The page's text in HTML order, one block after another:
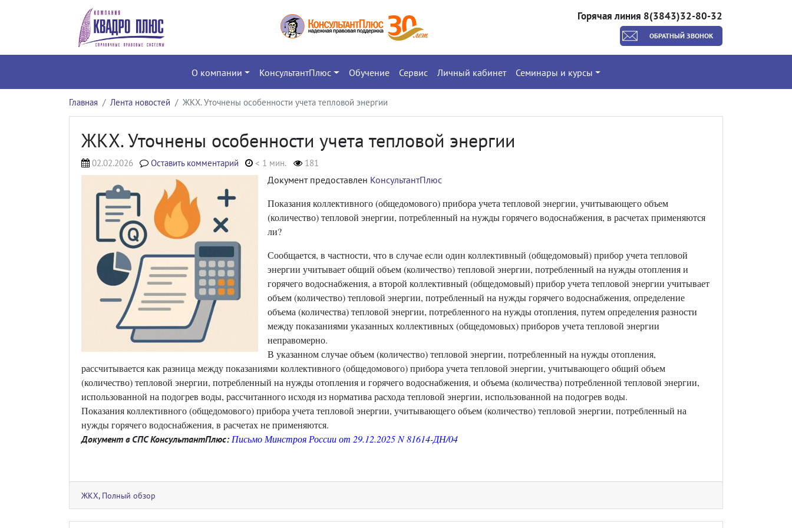
Горячая линия 8(3843)32-80-32
ОБРАТНЫЙ ЗВОНОК
О компании КонсультантПлюс Обучение Сервис Личный кабинет Семинары и курсы
Главная Лента новостей ЖКХ. Уточнены особенности учета тепловой энергии
ЖКХ. Уточнены особенности учета тепловой энергии
02.02.2026 Оставить комментарий < 1 мин. 181
Документ предоставлен КонсультантПлюс
Показания коллективного (общедомового) прибора учета тепловой энергии, учитывающего объем
(количество) тепловой энергии, потребленный на нужды горячего водоснабжения, в расчетах применяются
ли?
Сообщается, в частности, что в случае если один коллективный (общедомовый) прибор учета тепловой
энергии учитывает общий объем (количество) тепловой энергии, потребленный на нужды отопления и
горячего водоснабжения, а второй коллективный (общедомовый) прибор учета тепловой энергии учитывает
объем (количество) тепловой энергии, потребленный на нужды горячего водоснабжения, определение
объема (количества) тепловой энергии, потребленного на нужды отопления, путем определения разности
между показаниями указанных коллективных (общедомовых) приборов учета тепловой энергии
неправомерно.
В указанном случае объем (количество) тепловой энергии, потребленный на нужды отопления,
рассчитывается как разница между показаниями коллективного (общедомового) прибора учета тепловой энергии, учитывающего общий объем
(количество) тепловой энергии, потребленный на нужды отопления и горячего водоснабжения, и объема (количества) потребленной тепловой энергии,
использованной на подогрев воды, рассчитанного исходя из норматива расхода тепловой энергии, использованной на подогрев воды.
Показания коллективного (общедомового) прибора учета тепловой энергии, учитывающего объем (количество) тепловой энергии, потребленный на
нужды горячего водоснабжения, в расчетах не применяются.
Документ в СПС КонсультантПлюс: Письмо Минстроя России от 29.12.2025 N 81614-ДН/04
ЖКХ, Полный обзор